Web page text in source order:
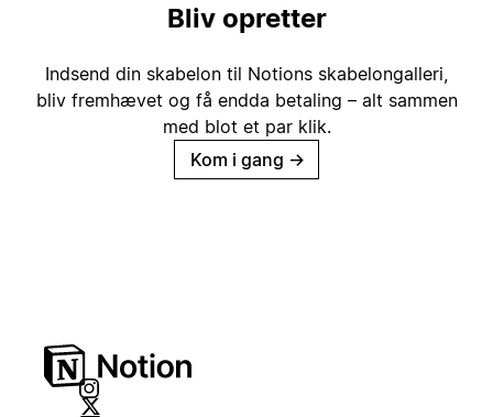
Bliv opretter
Indsend din skabelon til Notions skabelongalleri,
bliv fremhævet og få endda betaling – alt sammen
med blot et par klik.
Kom i gang →